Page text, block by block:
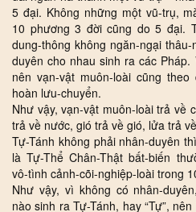
5 đại. Không những một vũ-trụ,
10 phương 3 đời cũng do 5 đại.
dung-thông không ngăn-ngại
duyên cho nhau sinh ra các
nên vạn-vật muôn-loài cũng
hoàn lưu-chuyển.
Như vậy, vạn-vật muôn-loài trả về
trả về nước, gió trả về gió, lửa trả
Tự-Tánh không phải nhân-duyên
là Tự-Thể Chân-Thật bất-biến
vô-tình cảnh-cõi-nghiệp-loài trong
Như vậy, vì không có nhân-
nào sinh ra Tự-Tánh, hay “Tự”,